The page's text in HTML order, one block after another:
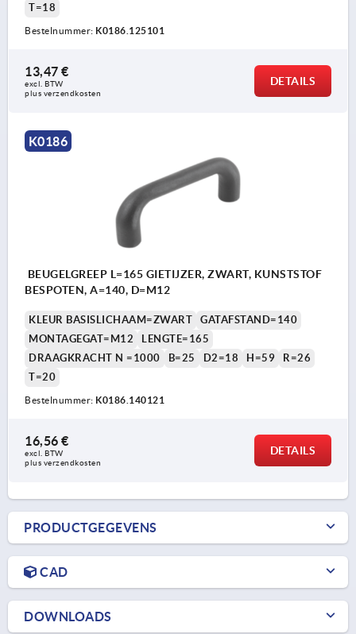
T=18
Bestelnummer: K0186.125101
13,47 €
excl. BTW
plus verzendkosten
DETAILS
K0186
BEUGELGREEP L=165 GIETIJZER, ZWART, KUNSTSTOF
BESPOTEN, A=140, D=M12
KLEUR BASISLICHAAM=ZWART
GATAFSTAND=140
MONTAGEGAT=M12
LENGTE=165
DRAAGKRACHT N =1000
B=25 D2=18 H=59
R=26
T=20
Bestelnummer: K0186.140121
16,56 €
excl. BTW
plus verzendkosten
DETAILS
PRODUCTGEGEVENS
CAD
DOWNLOADS